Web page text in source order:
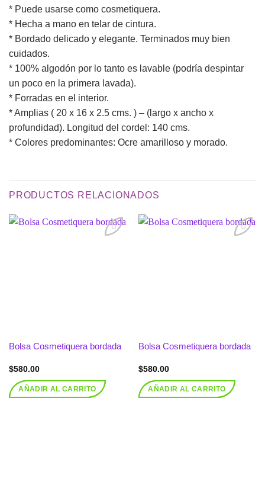
* Puede usarse como cosmetiquera.
* Hecha a mano en telar de cintura.
* Bordado delicado y elegante. Terminados muy bien
cuidados.
* 100% algodón por lo tanto es lavable (podría despintar
un poco en la primera lavada).
* Forradas en el interior.
* Amplias ( 20 x 16 x 2.5 cms. ) – (largo x ancho x
profundidad). Longitud del cordel: 140 cms.
* Colores predominantes: Ocre amarilloso y morado.
PRODUCTOS RELACIONADOS
Bolsa Cosmetiquera bordada
$580.00
AÑADIR AL CARRITO
Bolsa Cosmetiquera bordada
$580.00
AÑADIR AL CARRITO